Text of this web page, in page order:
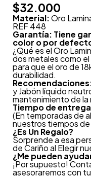
$32.000
Material:Oro
REF 448
Garantía: Tiene
color o por
¿Qué es el Oro
dos metales como
para que el oro de
durabilidad.
y Jabón líquido
mantenimiento de la
Tiempo de
(En temporadas de
nuestros tiempos
¿Es Un Regalo?
Sorprende a esa
de Cariño al Elegir
¿Me pueden
¡Por supuesto!
asesoraremos con